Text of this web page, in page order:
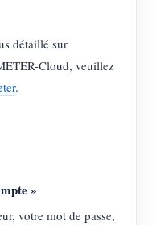
détaillé sur
Cloud, veuillez
.
»
votre mot de passe,